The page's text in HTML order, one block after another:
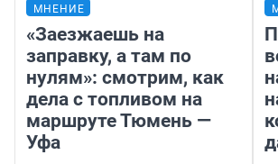
МНЕНИЕ
«Заезжаешь на
заправку, а там по
нулям»: смотрим, как
дела с топливом на
маршруте Тюмень —
Уфа